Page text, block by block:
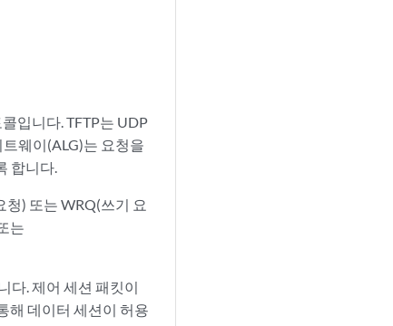
입니다. TFTP는 UDP
웨이(ALG)는 요청을
합니다.
청) 또는 WRQ(쓰기 요
는
다. 제어 세션 패킷이
해 데이터 세션이 허용